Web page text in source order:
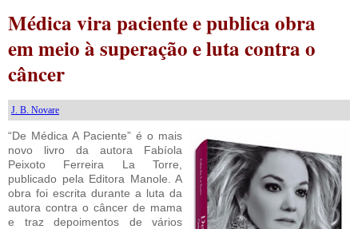
Médica vira paciente e publica obra
em meio à superação e luta contra o
câncer
J. B. Novare
“De Médica A Paciente” é o mais
novo livro da autora Fabíola
Peixoto Ferreira La Torre,
publicado pela Editora Manole. A
obra foi escrita durante a luta da
autora contra o câncer de mama
e traz depoimentos de vários